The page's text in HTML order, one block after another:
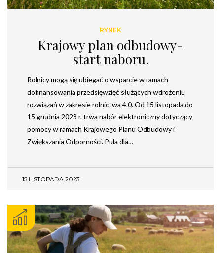
RYNEK
Krajowy plan odbudowy-
start naboru.
Rolnicy mogą się ubiegać o wsparcie w ramach
dofinansowania przedsięwzięć służących wdrożeniu
rozwiązań w zakresie rolnictwa 4.0. Od 15 listopada do
15 grudnia 2023 r. trwa nabór elektroniczny dotyczący
pomocy w ramach Krajowego Planu Odbudowy i
Zwiększania Odporności. Pula dla…
15 LISTOPADA 2023